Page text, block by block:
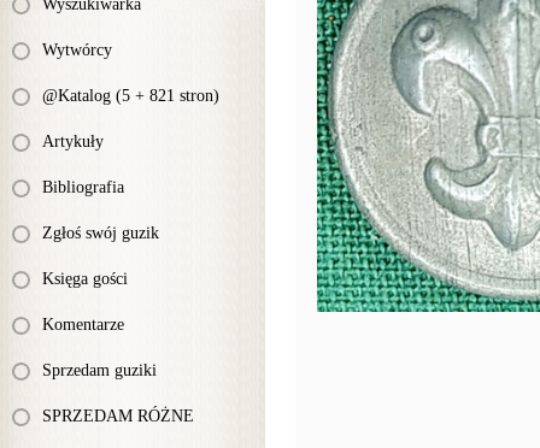
Wyszukiwarka
Wytwórcy
@Katalog (5 + 821 stron)
Artykuły
Bibliografia
Zgłoś swój guzik
Księga gości
Komentarze
Sprzedam guziki
SPRZEDAM RÓŻNE